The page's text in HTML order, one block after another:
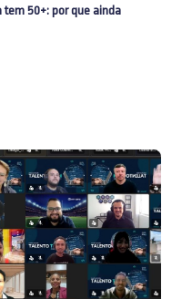
tem 50+: por que ainda